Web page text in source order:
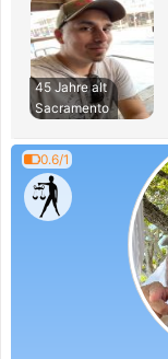
45 Jahre alt
Sacramento
0.6/1